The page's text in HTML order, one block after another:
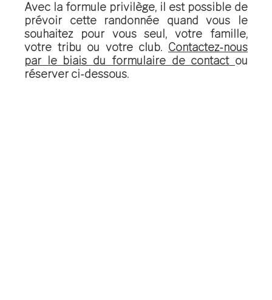
Avec la formule privilège, il est possible de
prévoir cette randonnée quand vous le
souhaitez pour vous seul, votre famille,
votre tribu ou votre club. Contactez-nous
par le biais du formulaire de contact ou
réserver ci-dessous.